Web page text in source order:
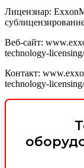
Лицензиар:
Веб-сайт:
technology-
Контакт:
technology-